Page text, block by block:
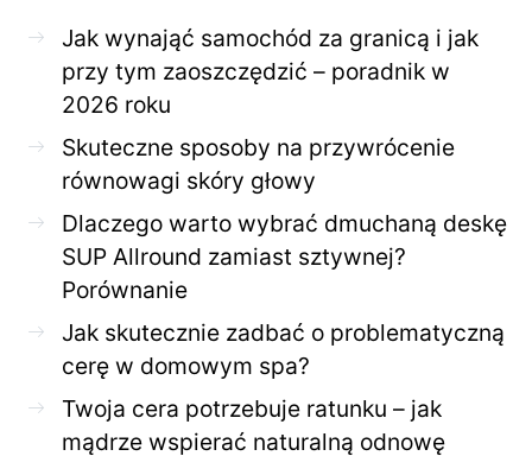
Jak wynająć samochód za granicą i jak
przy tym zaoszczędzić – poradnik w
2026 roku
Skuteczne sposoby na przywrócenie
równowagi skóry głowy
Dlaczego warto wybrać dmuchaną deskę
SUP Allround zamiast sztywnej?
Porównanie
Jak skutecznie zadbać o problematyczną
cerę w domowym spa?
Twoja cera potrzebuje ratunku – jak
mądrze wspierać naturalną odnowę